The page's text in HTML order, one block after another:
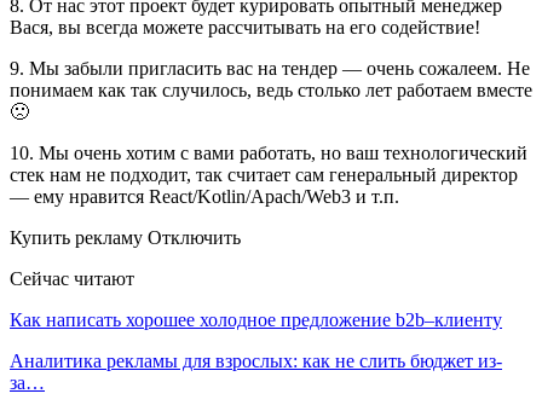
8. От нас этот проект будет курировать опытный менеджер
Вася, вы всегда можете рассчитывать на его содействие!
9. Мы забыли пригласить вас на тендер — очень сожалеем. Не
понимаем как так случилось, ведь столько лет работаем вместе
🙁
10. Мы очень хотим с вами работать, но ваш технологический
стек нам не подходит, так считает сам генеральный директор
— ему нравится React/Kotlin/Apach/Web3 и т.п.
Купить рекламу Отключить
Сейчас читают
Как написать хорошее холодное предложение b2b–клиенту
Аналитика рекламы для взрослых: как не слить бюджет из-
за…